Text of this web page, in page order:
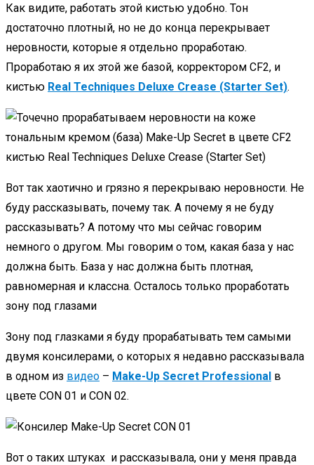
Как видите, работать этой кистью удобно. Тон
достаточно плотный, но не до конца перекрывает
неровности, которые я отдельно проработаю.
Проработаю я их этой же базой, корректором CF2, и
кистью Real Techniques Deluxe Crease (Starter Set).
Вот так хаотично и грязно я перекрываю неровности. Не
буду рассказывать, почему так. А почему я не буду
рассказывать? А потому что мы сейчас говорим
немного о другом. Мы говорим о том, какая база у нас
должна быть. База у нас должна быть плотная,
равномерная и классна. Осталось только проработать
зону под глазами
Зону под глазками я буду прорабатывать тем самыми
двумя консилерами, о которых я недавно рассказывала
в одном из видео – Make-Up Secret Professional в
цвете CON 01 и CON 02.
Вот о таких штуках и рассказывала, они у меня правда